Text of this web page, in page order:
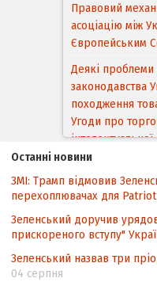
Правовий
асоціацію між
Європейським
Деякі проблеми
законодавства
походження
Угоди про
контексті
Аналіз
невизначеності
підрахунку
Інформаційна
Контент-аналіз
Останні новини
ЗМІ: Трамп відмовив
перехоплювачах для Patriot
Зеленський доручив
прискореного вступу"
Зеленський назвав три
04 серпня